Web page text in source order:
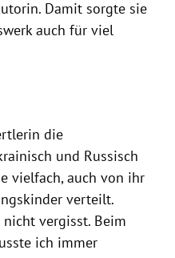
Damit sorgte sie
auch für viel
die
und Russisch
vielfach, auch von ihr
verteilt.
vergisst. Beim
ich immer